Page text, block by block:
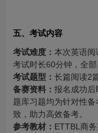
五、考试内容
考试难度： 本次英语阅
考试时长60分钟，全部
考试题型： 长篇阅读2
备赛资料： 报名成功后
题库习题均为针对性
致，助力高效备考。
参考教材： ETTBL商